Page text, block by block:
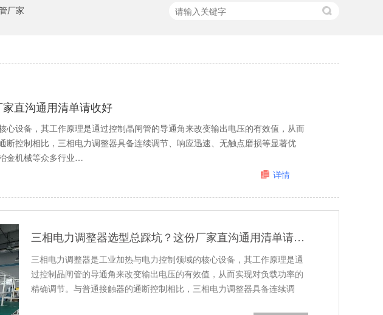
厂家
直沟通用清单请收好
心设备，其工作原理是通过控制晶闸管的导通角来改变输出电压的有效值，从而
断控制相比，三相电力调整器具备连续调节、响应迅速、无触点磨损等显著优
金机械等众多行业…
详情
三相电力调整器选型总踩坑？这份厂家直沟通用清单请收好
三相电力调整器是工业加热与电力控制领域的核心设备，其工作原理是通
过控制晶闸管的导通角来改变输出电压的有效值，从而实现对负载功率的
精确调节。与普通接触器的通断控制相比，三相电力调整器具备连续调